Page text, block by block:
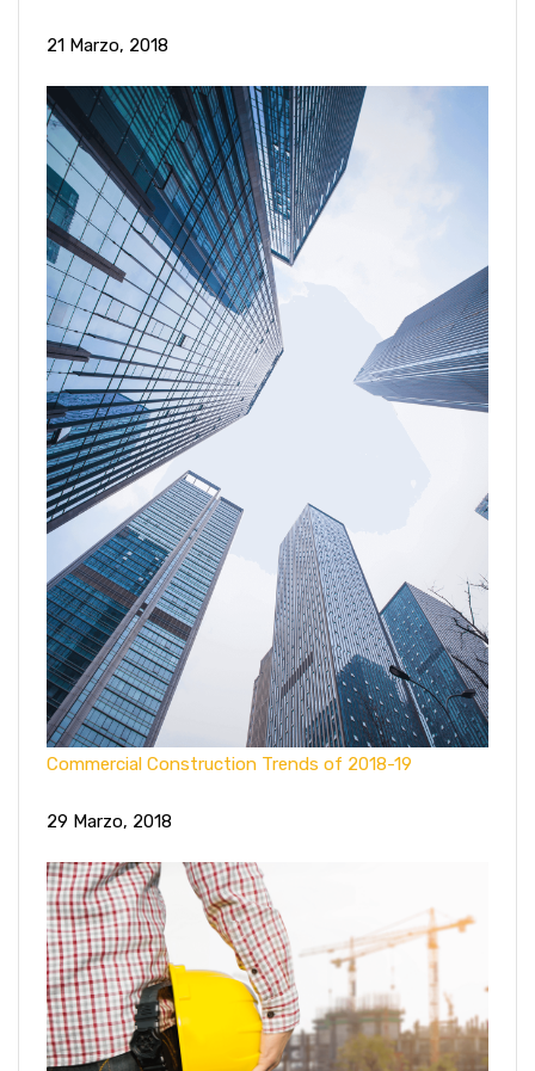
21 Marzo, 2018
Commercial Construction Trends of 2018-19
29 Marzo, 2018